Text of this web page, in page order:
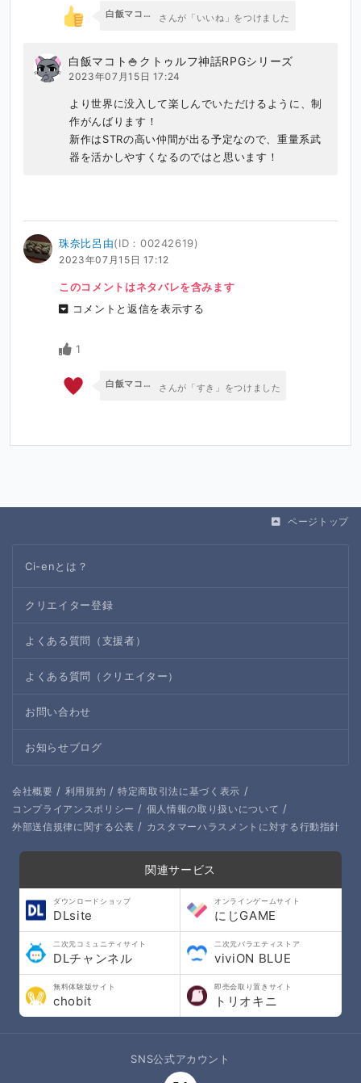
白飯マコト🍚クトゥルフ神話RPGシリーズ さんが「いいね」をつけました
白飯マコト🍚クトゥルフ神話RPGシリーズ
2023年07月15日 17:24
より世界に没入して楽しんでいただけるように、制
作がんばります！
新作はSTRの高い仲間が出る予定なので、重量系武
器を活かしやすくなるのではと思います！
珠奈比呂由(ID：00242619)
2023年07月15日 17:12
このコメントはネタバレを含みます
コメントと返信を表示する
1
白飯マコト🍚クトゥルフ神話RPGシリーズ さんが「すき」をつけました
ページトップ
Ci-enとは？
クリエイター登録
よくある質問（支援者）
よくある質問（クリエイター）
お問い合わせ
お知らせブログ
会社概要 / 利用規約 / 特定商取引法に基づく表示 /
コンプライアンスポリシー / 個人情報の取り扱いについて /
外部送信規律に関する公表 / カスタマーハラスメントに対する行動指針
関連サービス
ダウンロードショップ
DLsite
オンラインゲームサイト
にじGAME
二次元コミュニティサイト
DLチャンネル
二次元バラエティストア
viviON BLUE
無料体験版サイト
chobit
即売会取り置きサイト
トリオキニ
SNS公式アカウント